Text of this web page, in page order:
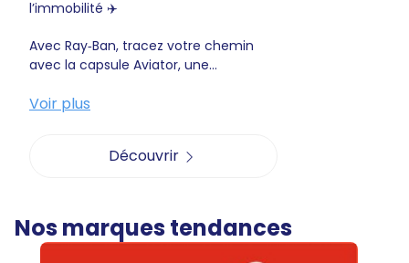
l’immobilité ✈️
Avec Ray‑Ban, tracez votre chemin
avec la capsule Aviator, une...
Voir plus
Découvrir
Nos marques tendances